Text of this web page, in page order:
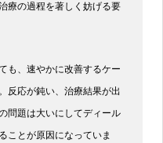
療の過程を著しく妨げる要
も、速やかに改善するケー
反応が鈍い、治療結果が出
問題は大いにしてディール
ことが原因になっていま